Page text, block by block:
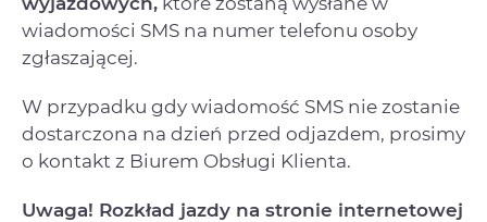
wiadomości SMS na numer telefonu osoby
zgłaszającej.
W przypadku gdy wiadomość SMS nie zostanie
dostarczona na dzień przed odjazdem, prosimy
o kontakt z Biurem Obsługi Klienta.
Uwaga! Rozkład jazdy na stronie internetowej